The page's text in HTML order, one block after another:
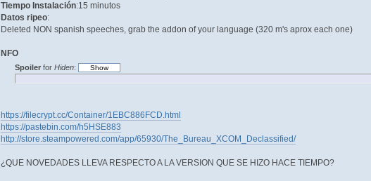
Tiempo Instalación:15 minutos
Datos ripeo:
Deleted NON spanish speeches, grab the addon of your language (320 m's aprox each one)
NFO
Spoilerfor Hiden:
https://filecrypt.cc/Container/1EBC886FCD.html
https://pastebin.com/h5HSE883
http://store.steampowered.com/app/65930/The_Bureau_XCOM_Declassified/
¿QUE NOVEDADES LLEVA RESPECTO A LA VERSION QUE SE HIZO HACE TIEMPO?